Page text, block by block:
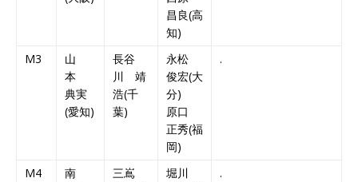
昌良(高
知)
M3
山
本
典実
(愛知)
長谷
川 靖
浩(千
葉)
永松
俊宏(大
分)
原口
正秀(福
岡)
.
M4
南
三嶌
堀川
.